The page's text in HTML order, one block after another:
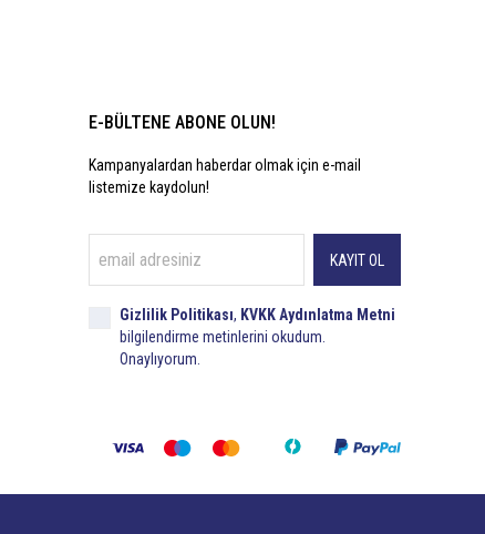
E-BÜLTENE ABONE OLUN!
Kampanyalardan haberdar olmak için e-mail
listemize kaydolun!
KAYIT OL
Gizlilik Politikası, KVKK Aydınlatma Metni
bilgilendirme metinlerini okudum.
Onaylıyorum.